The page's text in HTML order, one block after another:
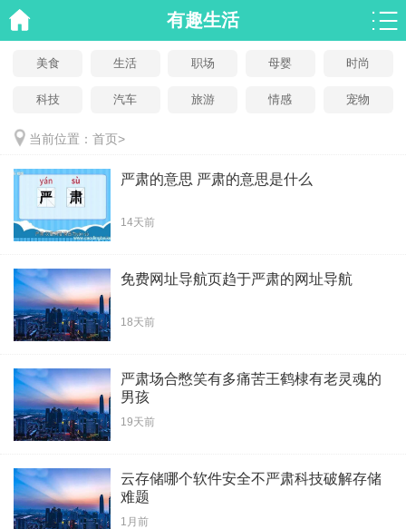
有趣生活
美食 生活 职场 母婴 时尚
科技 汽车 旅游 情感 宠物
当前位置： 首页>
严肃的意思 严肃的意思是什么
14天前
免费网址导航页趋于严肃的网址导航
18天前
严肃场合憋笑有多痛苦王鹤棣有老灵魂的
男孩
19天前
云存储哪个软件安全不严肃科技破解存储
难题
1月前